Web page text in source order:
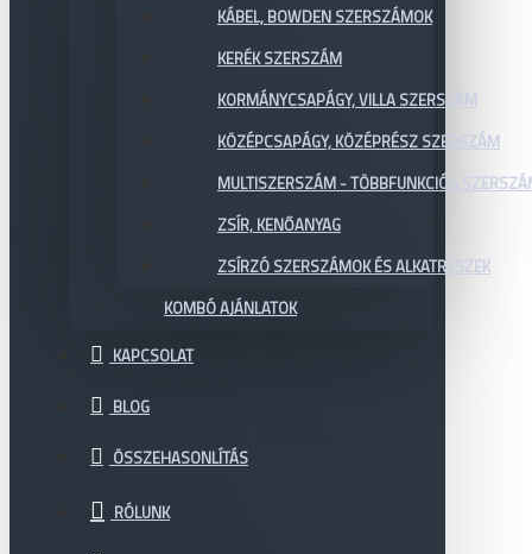
KÁBEL, BOWDEN SZERSZÁMOK
KERÉK SZERSZÁM
KORMÁNYCSAPÁGY, VILLA SZERSZÁM
KÖZÉPCSAPÁGY, KÖZÉPRÉSZ SZERSZÁM
MULTISZERSZÁM - TÖBBFUNKCIÓS
ZSÍR, KENŐANYAG
ZSÍRZÓ SZERSZÁMOK ÉS ALKATRÉSZEK
KOMBÓ AJÁNLATOK
KAPCSOLAT
BLOG
ÖSSZEHASONLÍTÁS
RÓLUNK